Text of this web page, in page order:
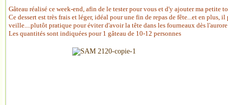
Gâteau réalisé ce week-end, afin de le tester pour vous et d'y ajouter ma petite
Ce dessert est très frais et léger, idéal pour une fin de repas de fête...et en plus, il
veille....plutôt pratique pour éviter d'avoir la tête dans les fourneaux dès
Les quantités sont indiquées pour 1 gâteau de 10-12 personnes